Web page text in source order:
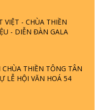
VIỆT - CHÙA THIỀN
- DIỄN ĐÀN GALA
THIỀN TÔNG TÂN
LỄ HỘI VĂN HOÁ 54